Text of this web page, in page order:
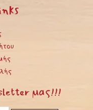
μας!!!